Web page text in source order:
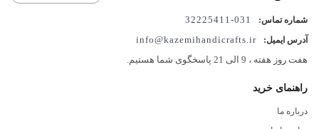
اندازه خانه‌های شطرنج: 30 میلی‌متر
شماره تماس: 031-32225411
آدرس ایمیل:
info@kazemihandicrafts.ir
هفت روز هفته ، 9 الی 21 پاسخگوی شما هستیم.
راهنمای خرید
درباره ما